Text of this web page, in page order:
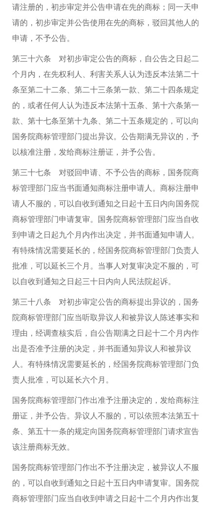
请注册的，初步审定并公告申请在先的商标；同一天申
请的，初步审定并公告使用在先的商标，驳回其他人的
申请，不予公告。
第三十六条 对初步审定公告的商标，自公告之日起二
个月内，在先权利人、利害关系人认为违反本法第二十
条至第二十二条、第二十三条第一款、第二十四条规定
的，或者任何人认为违反本法第十五条、第十六条第一
款、第十七条至第十九条、第二十五条规定的，可以向
国务院商标管理部门提出异议。公告期满无异议的，予
以核准注册，发给商标注册证，并予公告。
第三十七条 对驳回申请、不予公告的商标，国务院商
标管理部门应当书面通知商标注册申请人。商标注册申
请人不服的，可以自收到通知之日起十五日内向国务院
商标管理部门申请复审。国务院商标管理部门应当自收
到申请之日起九个月内作出决定，并书面通知申请人。
有特殊情况需要延长的，经国务院商标管理部门负责人
批准，可以延长三个月。当事人对复审决定不服的，可
以自收到通知之日起三十日内向人民法院起诉。
第三十八条 对初步审定公告的商标提出异议的，国务
院商标管理部门应当听取异议人和被异议人陈述事实和
理由，经调查核实后，自公告期满之日起十二个月内作
出是否准予注册的决定，并书面通知异议人和被异议
人。有特殊情况需要延长的，经国务院商标管理部门负
责人批准，可以延长六个月。
国务院商标管理部门作出准予注册决定的，发给商标注
册证，并予公告。异议人不服的，可以依照本法第五十
条、第五十一条的规定向国务院商标管理部门请求宣告
该注册商标无效。
国务院商标管理部门作出不予注册决定，被异议人不服
的，可以自收到通知之日起十五日内申请复审。国务院
商标管理部门应当自收到申请之日起十二个月内作出复